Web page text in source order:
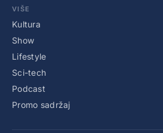
VIŠE
Kultura
Show
Lifestyle
Sci-tech
Podcast
Promo sadržaj